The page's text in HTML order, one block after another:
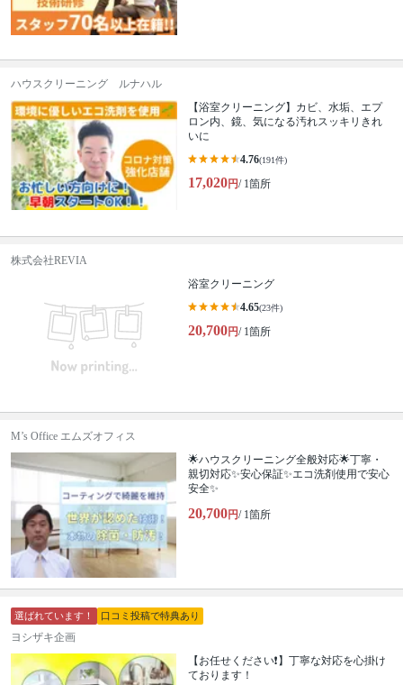
ハウスクリーニング ルナハル
【浴室クリーニング】カビ、水垢、エプ
ロン内、鏡、気になる汚れスッキリきれ
いに
4.76(191件)
17,020円/ 1箇所
株式会社REVIA
浴室クリーニング
4.65(23件)
20,700円/ 1箇所
M’s Office エムズオフィス
🌟ハウスクリーニング全般対応🌟丁寧・
親切対応✨安心保証✨エコ洗剤使用で安心
安全✨
20,700円/ 1箇所
選ばれています！ 口コミ投稿で特典あり
ヨシザキ企画
【お任せください❗️】丁寧な対応を心掛け
ております！